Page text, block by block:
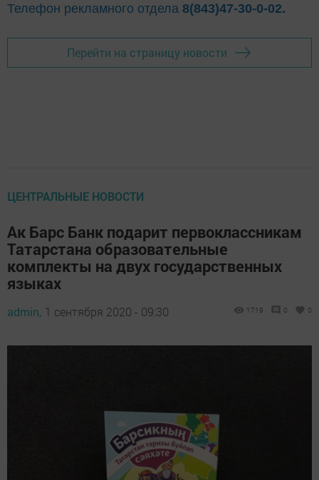
Телефон рекламного отдела 8(843)47-30-0-02.
Перейти на страницу новости
ЦЕНТРАЛЬНЫЕ НОВОСТИ
Ак Барс Банк подарит первоклассникам
Татарстана образовательные
комплекты на двух государственных
языках
admin, 1 сентября 2020 - 09:30 1719 0 0